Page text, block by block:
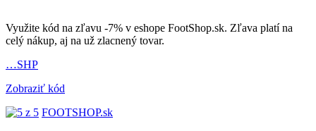
Využite kód na zľavu -7% v eshope FootShop.sk. Zľava platí na
celý nákup, aj na už zlacnený tovar.
…SHP
Zobraziť kód
FOOTSHOP.sk